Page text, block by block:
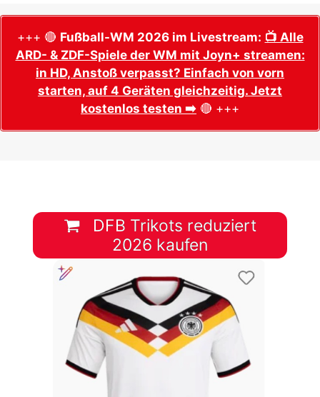
+++ 🔴 Fußball-WM 2026 im Livestream: 📺 Alle
ARD- & ZDF-Spiele der WM mit Joyn+ streamen:
in HD, Anstoß verpasst? Einfach von vorn
starten, auf 4 Geräten gleichzeitig. Jetzt
kostenlos testen ➡️ 🔴 +++
DFB Trikots reduziert
2026 kaufen